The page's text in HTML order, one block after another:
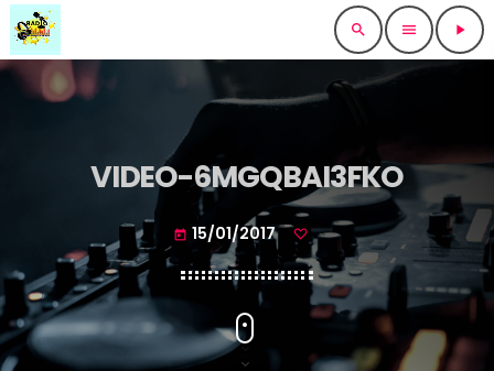
search menu play_arrow
VIDEO-6MGQBAI3FKO
today 15/01/2017